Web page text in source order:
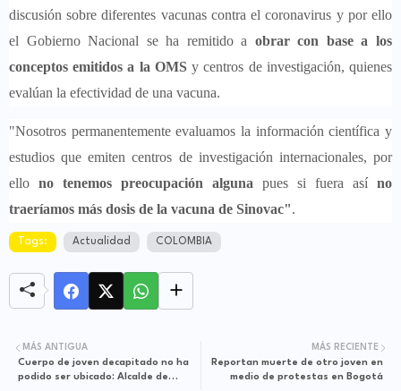
discusión sobre diferentes vacunas contra el coronavirus y por ello
el Gobierno Nacional se ha remitido a obrar con base a los
conceptos emitidos a la OMSy centros de investigación, quienes
evalúan la efectividad de una vacuna.
"Nosotros permanentemente evaluamos la información científica y
estudios que emiten centros de investigación internacionales, por
ello no tenemos preocupación alguna pues si fuera así no
traeríamos más dosis de la vacuna de Sinovac".
Tags: Actualidad COLOMBIA
MÁS RECIENTE
Reportan muerte de otro joven en
medio de protestas en Bogotá
MÁS ANTIGUA
Cuerpo de joven decapitado no ha
podido ser ubicado: Alcalde de